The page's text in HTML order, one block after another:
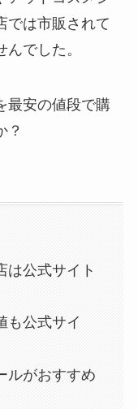
では市販されて
でした。
最安の値段で購
？
は公式サイト
も公式サイ
ルがおすすめ